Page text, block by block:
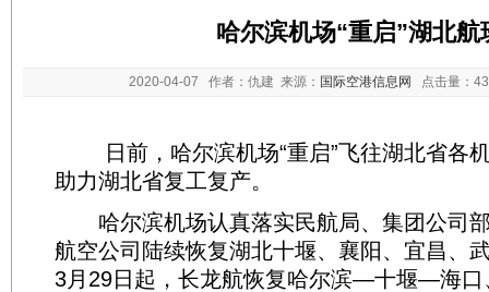
哈尔滨机场“重启”湖北航
2020-04-07 作者：仇建 来源： 国际空港信息网 点击量：
日前，哈尔滨机场“重启”飞往湖北省各
助力湖北省复工复产。
哈尔滨机场认真落实民航局、集团公司
航空公司陆续恢复湖北十堰、襄阳、宜昌、
3月29日起，长龙航恢复哈尔滨—十堰—海